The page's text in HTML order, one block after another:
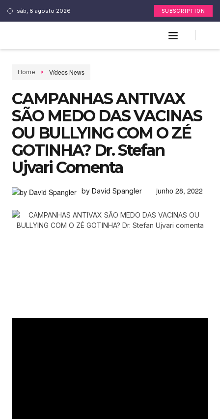
sáb, 8 agosto 2026 SUBSCRIPTION
Home Vídeos News
CAMPANHAS ANTIVAX
SÃO MEDO DAS VACINAS
OU BULLYING COM O ZÉ
GOTINHA? Dr. Stefan
Ujvari Comenta
by David Spangler junho 28, 2022